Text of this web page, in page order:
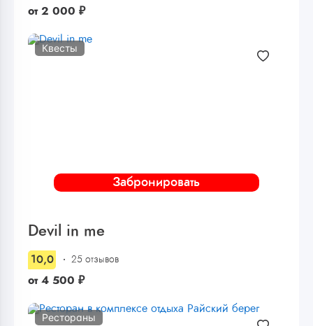
от 2 000 ₽
Забронировать
Квесты
Devil in me
10,0 25 отзывов
от 4 500 ₽
Рестораны